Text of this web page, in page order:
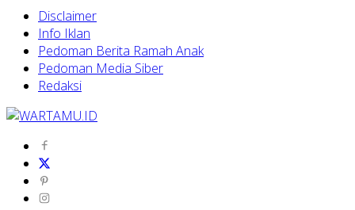
Disclaimer
Info Iklan
Pedoman Berita Ramah Anak
Pedoman Media Siber
Redaksi